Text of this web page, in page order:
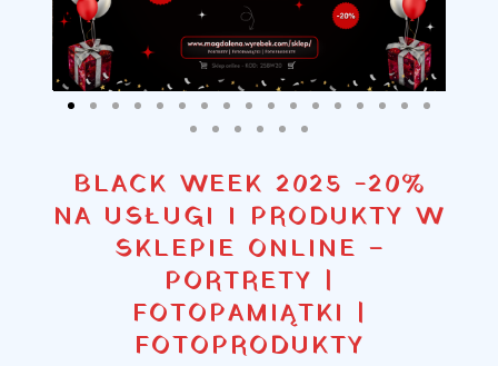
BLACK WEEK 2025 -20%
NA USŁUGI I PRODUKTY W
SKLEPIE ONLINE –
PORTRETY |
FOTOPAMIĄTKI |
FOTOPRODUKTY